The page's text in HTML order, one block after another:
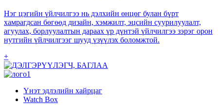
Нэг цэгийн үйлчилгээ нь дэлхийн өнцөг булан бүрт
хамрагдсан бөгөөд дизайн, хэмжилт, эцсийн суурилуулалт,
агуулах, борлуулалтын дараах үр дүнтэй үйлчилгээ зэрэг орон
нутгийн үйлчилгээг шууд үзүүлэх боломжтой.
+
Үнэт эдлэлийн хайрцаг
Watch Box